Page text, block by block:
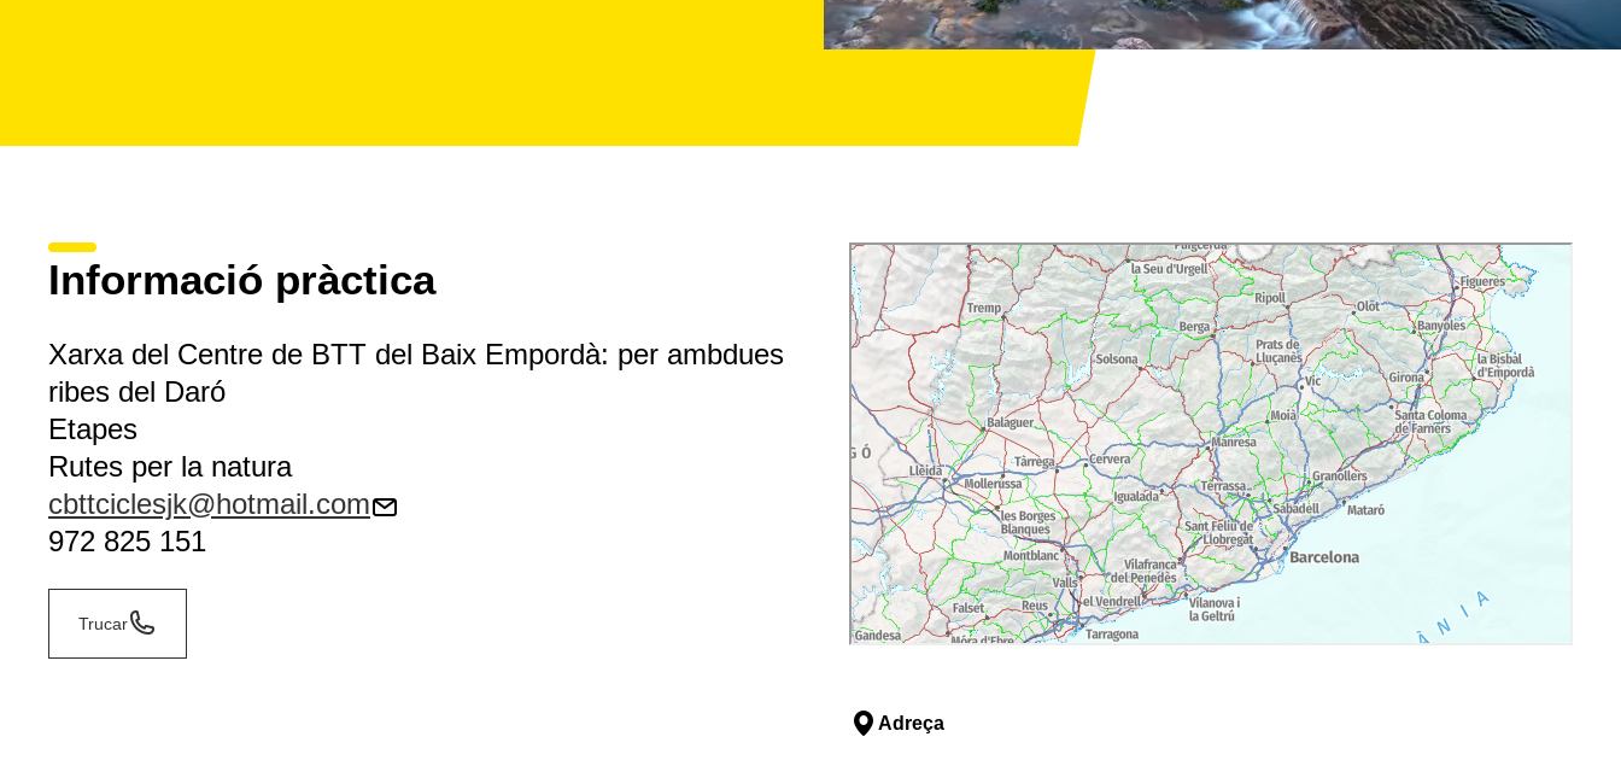
Informació pràctica
Xarxa del Centre de BTT del Baix Empordà: per ambdues
ribes del Daró
Etapes
Rutes per la natura
cbttciclesjk@hotmail.com
972 825 151
Trucar
Adreça